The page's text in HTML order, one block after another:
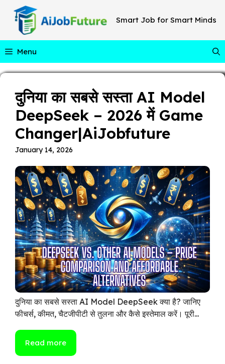
content
Smart Job for Smart Minds
Menu
दुनिया का सबसे सस्ता AI Model
DeepSeek – 2026 में Game
Changer|AiJobfuture
January 14, 2026
दुनिया का सबसे सस्ता AI Model DeepSeek क्या है? जानिए
फीचर्स, कीमत, चैटजीपीटी से तुलना और कैसे इस्तेमाल करें। पूरी...
Read more